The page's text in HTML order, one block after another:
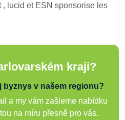
, lucid et ESN sponsorise les
kraji?
byznys v našem regionu?
a my vám zašleme nabídku
na míru přesně pro vás.